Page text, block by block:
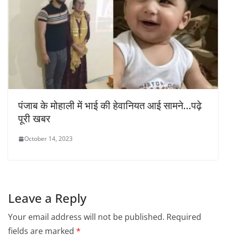
पंजाब के मोहाली में भाई की हेवानियत आई सामने…पढ़े
पूरी खबर
October 14, 2023
Leave a Reply
Your email address will not be published. Required
fields are marked *